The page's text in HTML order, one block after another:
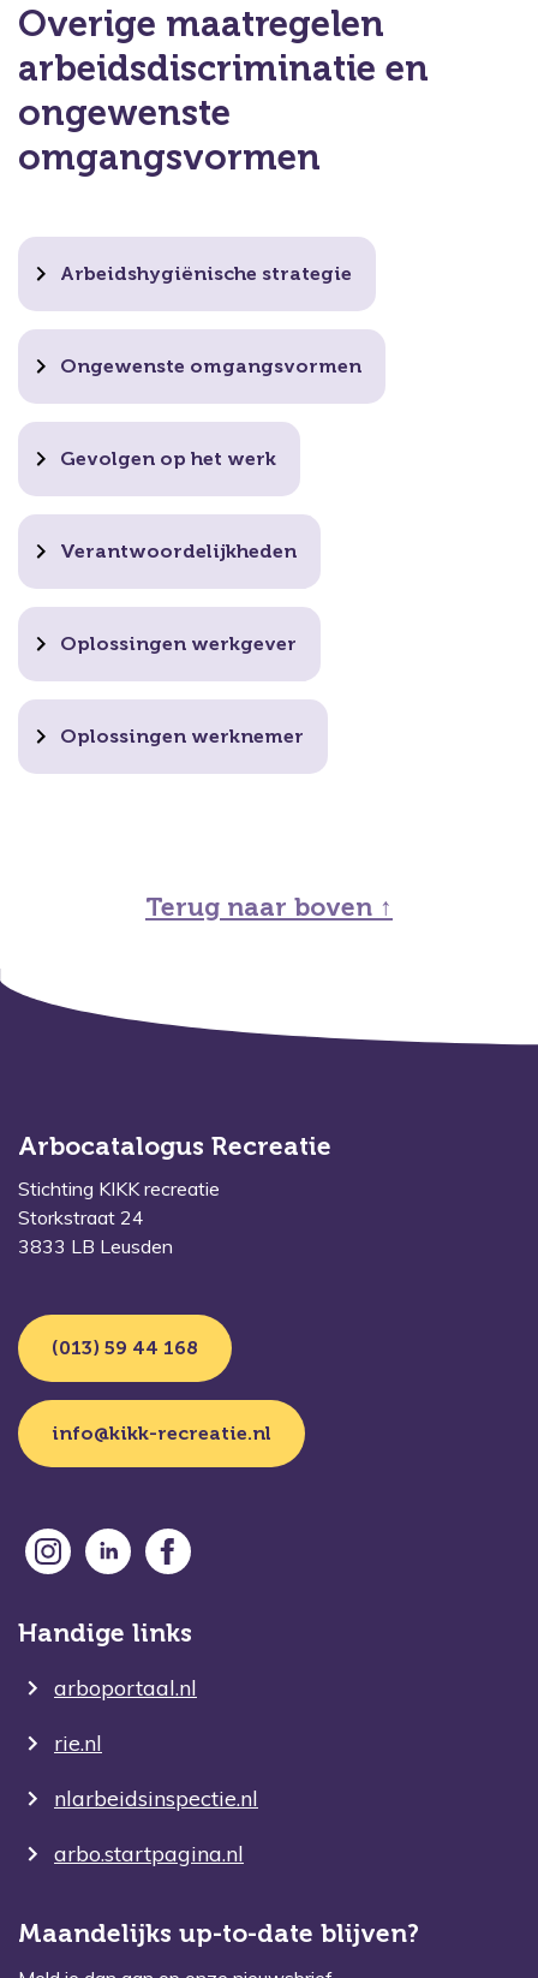
Overige maatregelen
arbeidsdiscriminatie en
ongewenste
omgangsvormen
Arbeidshygiënische strategie
Ongewenste omgangsvormen
Gevolgen op het werk
Verantwoordelijkheden
Oplossingen werkgever
Oplossingen werknemer
Terug naar boven ↑
Arbocatalogus Recreatie
Stichting KIKK recreatie
Storkstraat 24
3833 LB Leusden
(013) 59 44 168
info@kikk-recreatie.nl
Handige links
arboportaal.nl
rie.nl
nlarbeidsinspectie.nl
arbo.startpagina.nl
Maandelijks up-to-date blijven?